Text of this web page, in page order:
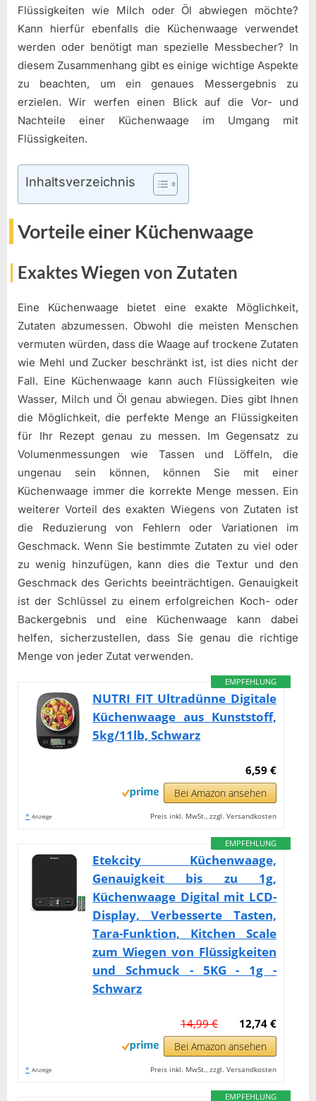
Flüssigkeiten wie Milch oder Öl abwiegen möchte?
Kann hierfür ebenfalls die Küchenwaage verwendet
werden oder benötigt man spezielle Messbecher? In
diesem Zusammenhang gibt es einige wichtige Aspekte
zu beachten, um ein genaues Messergebnis zu
erzielen. Wir werfen einen Blick auf die Vor- und
Nachteile einer Küchenwaage im Umgang mit
Flüssigkeiten.
Inhaltsverzeichnis
Vorteile einer Küchenwaage
Exaktes Wiegen von Zutaten
Eine Küchenwaage bietet eine exakte Möglichkeit,
Zutaten abzumessen. Obwohl die meisten Menschen
vermuten würden, dass die Waage auf trockene Zutaten
wie Mehl und Zucker beschränkt ist, ist dies nicht der
Fall. Eine Küchenwaage kann auch Flüssigkeiten wie
Wasser, Milch und Öl genau abwiegen. Dies gibt Ihnen
die Möglichkeit, die perfekte Menge an Flüssigkeiten
für Ihr Rezept genau zu messen. Im Gegensatz zu
Volumenmessungen wie Tassen und Löffeln, die
ungenau sein können, können Sie mit einer
Küchenwaage immer die korrekte Menge messen. Ein
weiterer Vorteil des exakten Wiegens von Zutaten ist
die Reduzierung von Fehlern oder Variationen im
Geschmack. Wenn Sie bestimmte Zutaten zu viel oder
zu wenig hinzufügen, kann dies die Textur und den
Geschmack des Gerichts beeinträchtigen. Genauigkeit
ist der Schlüssel zu einem erfolgreichen Koch- oder
Backergebnis und eine Küchenwaage kann dabei
helfen, sicherzustellen, dass Sie genau die richtige
Menge von jeder Zutat verwenden.
EMPFEHLUNG
NUTRI FIT Ultradünne Digitale
Küchenwaage aus Kunststoff,
5kg/11lb, Schwarz
6,59 €
Bei Amazon ansehen
* Anzeige Preis inkl. MwSt., zzgl. Versandkosten
EMPFEHLUNG
Etekcity Küchenwaage,
Genauigkeit bis zu 1g,
Küchenwaage Digital mit LCD-
Display, Verbesserte Tasten,
Tara-Funktion, Kitchen Scale
zum Wiegen von Flüssigkeiten
und Schmuck - 5KG - 1g -
Schwarz
12,74 €
14,99 €
Bei Amazon ansehen
* Anzeige Preis inkl. MwSt., zzgl. Versandkosten
EMPFEHLUNG